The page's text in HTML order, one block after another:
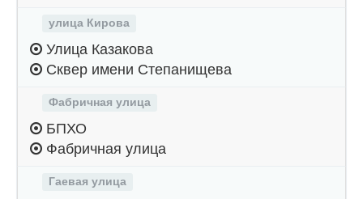
улица Кирова
Улица Казакова
Сквер имени Степанищева
Фабричная улица
БПХО
Фабричная улица
Гаевая улица